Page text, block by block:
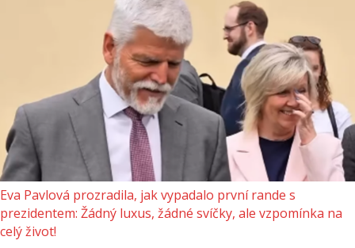
Eva Pavlová prozradila, jak vypadalo první rande s
prezidentem: Žádný luxus, žádné svíčky, ale vzpomínka na
celý život!